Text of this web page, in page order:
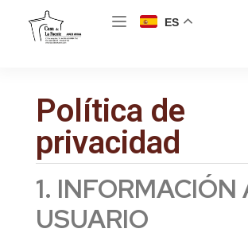
ES
Política de
privacidad
1. INFORMACIÓN
USUARIO